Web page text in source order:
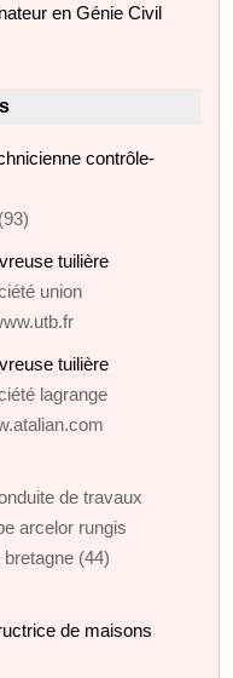
en Génie Civil
contrôle-
tuilière
union
tuilière
lagrange
de travaux
arcelor rungis
(44)
de maisons